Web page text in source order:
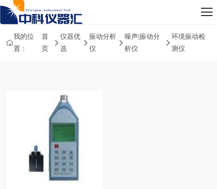
我的位
置：
首
页
仪器优
选
振动分析
仪
噪声|振动分
析仪
环境振动检
测仪